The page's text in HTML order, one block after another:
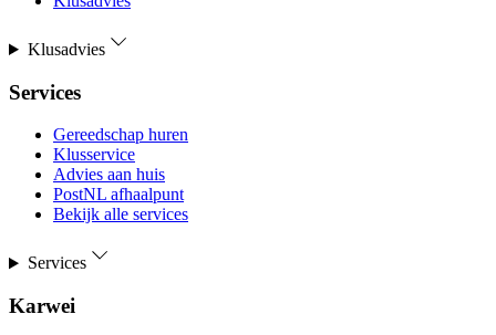
Klusadvies
Services
Gereedschap huren
Klusservice
Advies aan huis
PostNL afhaalpunt
Bekijk alle services
Services
Karwei